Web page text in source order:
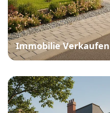
Immobilie Verkaufen